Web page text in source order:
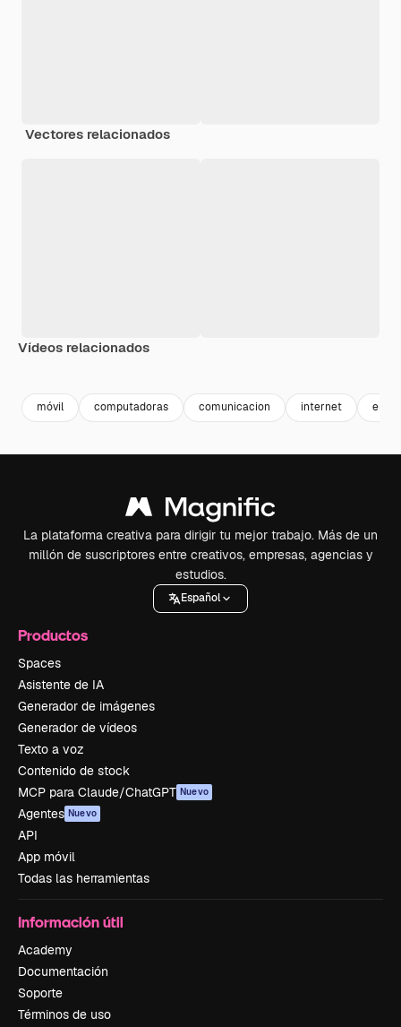
Vectores relacionados
Vídeos relacionados
móvil computadoras comunicacion internet
La plataforma creativa para dirigir tu mejor trabajo. Más de un
millón de suscriptores entre creativos, empresas, agencias y
estudios.
Español
Productos
Spaces
Asistente de IA
Generador de imágenes
Generador de vídeos
Texto a voz
Contenido de stock
MCP para Claude/ChatGPT Nuevo
Agentes Nuevo
API
App móvil
Todas las herramientas
Información útil
Academy
Documentación
Soporte
Términos de uso